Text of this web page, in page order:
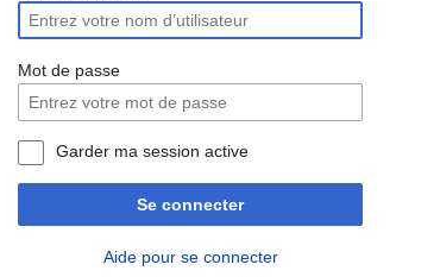
Mot de passe
Garder ma session active
Se connecter
Aide pour se connecter